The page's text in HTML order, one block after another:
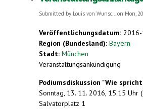
Submitted by Louis von Wunsc...on Mon,
Veröffentlichungsdatum:
Region (Bundesland): Bayern
Stadt: München
Veranstaltungsankündigung
Podiumsdiskussion "Wie
Sonntag, 13. 11. 2016, 15.15 Uhr
Salvatorplatz 1